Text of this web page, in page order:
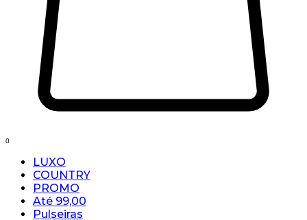
0
LUXO
COUNTRY
PROMO
Até 99,00
Pulseiras